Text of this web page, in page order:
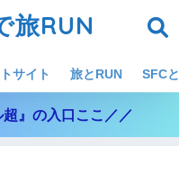
旅RUN
サイト 旅とRUN SFC
』の入口ここ／／